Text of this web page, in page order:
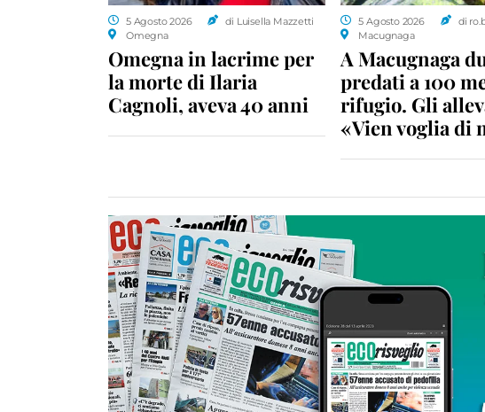
5 Agosto 2026
di Luisella Mazzetti
Omegna
Omegna in lacrime per
la morte di Ilaria
Cagnoli, aveva 40 anni
5 Agosto 2026
di
Macugnaga
A Macugnaga
predati a 100
rifugio. Gli
«Vien voglia di